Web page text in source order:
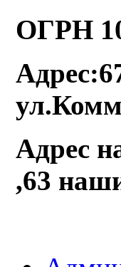
ОГРН
Адрес
,63